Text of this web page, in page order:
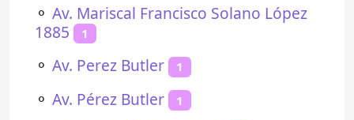
⚬ Av. Mariscal Francisco Solano López
1885
1
⚬ Av. Perez Butler 1
⚬ Av. Pérez Butler 1